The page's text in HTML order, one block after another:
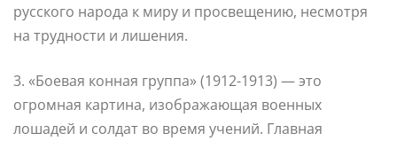
русского народа к миру и просвещению, несмотря
на трудности и лишения.
3. «Боевая конная группа» (1912-1913) — это
огромная картина, изображающая военных
лошадей и солдат во время учений. Главная